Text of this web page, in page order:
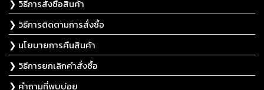
❯ วิธีการสั่งซื้อสินค้า
❯ วิธีการติดตามการสั่งซื้อ
❯ นโยบายการคืนสินค้า
❯ วิธีการยกเลิกคำสั่งซื้อ
❯ คำถามที่พบบ่อย